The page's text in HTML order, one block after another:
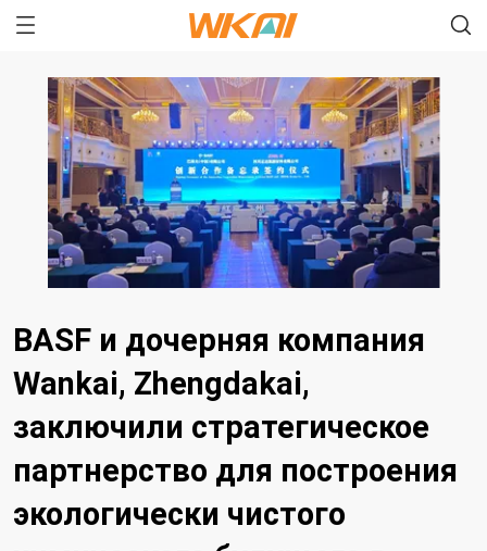
BASF и дочерняя компания
Wankai, Zhengdakai,
заключили стратегическое
партнерство для построения
экологически чистого